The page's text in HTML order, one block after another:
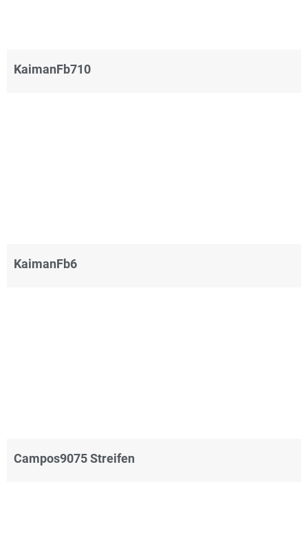
KaimanFb710
KaimanFb6
Campos9075 Streifen